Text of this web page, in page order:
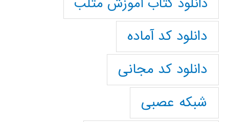
دانلود کد آماده
دانلود کد مجانی
شبکه عصبی